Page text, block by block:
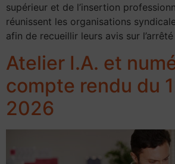
supérieur et de l’insertion
réunissent les organisations
afin de recueillir leurs avis sur
Atelier I.A. et
compte rendu du
2026